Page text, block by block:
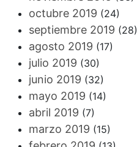
octubre 2019 (24)
septiembre 2019 (28)
agosto 2019 (17)
julio 2019 (30)
junio 2019 (32)
mayo 2019 (14)
abril 2019 (7)
marzo 2019 (15)